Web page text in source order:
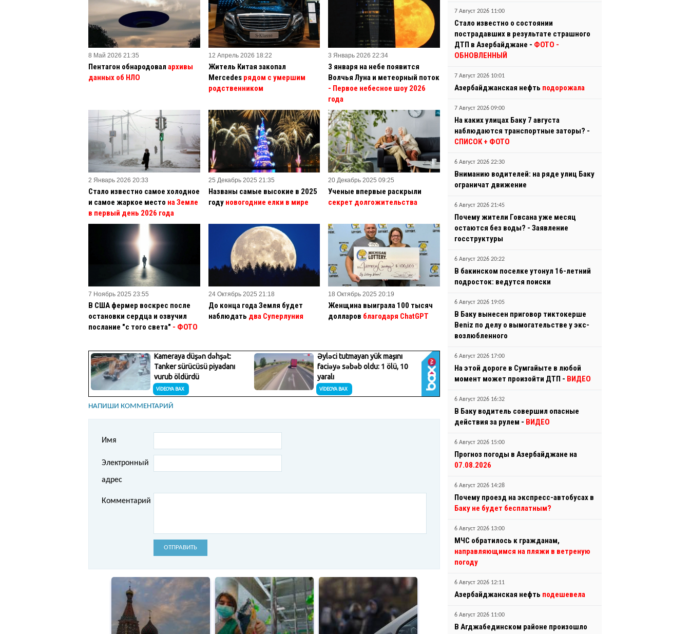
8 Май 2026 21:35
Пентагон обнародовал архивы
данных об НЛО
12 Апрель 2026 18:22
Житель Китая закопал
Mercedesрядом с умершим
родственником
3 Январь 2026 22:34
3 января на небе появится
Волчья Луна и метеорный поток
- Первое небесное шоу 2026
года
2 Январь 2026 20:33
Стало известно самое холодное
и самое жаркое место на Земле
в первый день 2026 года
25 Декабрь 2025 21:35
Названы самые высокие в 2025
годуновогодние елки в мире
20 Декабрь 2025 09:25
Ученые впервые раскрыли
секрет долгожительства
7 Ноябрь 2025 23:55
В США фермер воскрес после
остановки сердца и озвучил
послание "с того света" - ФОТО
24 Октябрь 2025 21:18
До конца года Земля будет
наблюдать два Суперлуния
18 Октябрь 2025 20:19
Женщина выиграла 100 тысяч
долларов благодаря ChatGPT
НАПИШИ КОММЕНТАРИЙ
Имя
Электронный
адрес
Комментарий
ОТПРАВИТЬ
7 Август 2026 11:00
Стало известно о состоянии
пострадавших в результате страшного
ДТП в Азербайджане - ФОТО -
ОБНОВЛЕННЫЙ
7 Август 2026 10:01
Азербайджанская нефть подорожала
7 Август 2026 09:00
На каких улицах Баку 7 августа
наблюдаются транспортные заторы? -
СПИСОК + ФОТО
6 Август 2026 22:30
Вниманию водителей: на ряде улиц Баку
ограничат движение
6 Август 2026 21:45
Почему жители Говсана уже месяц
остаются без воды? - Заявление
госструктуры
6 Август 2026 20:22
В бакинском поселке утонул 16-летний
подросток: ведутся поиски
6 Август 2026 19:05
В Баку вынесен приговор тиктокерше
Beniz по делу о вымогательстве у экс-
возлюбленного
6 Август 2026 17:00
На этой дороге в Сумгайыте в любой
момент может произойти ДТП - ВИДЕО
6 Август 2026 16:32
В Баку водитель совершил опасные
действия за рулем - ВИДЕО
6 Август 2026 15:00
Прогноз погоды в Азербайджане на
07.08.2026
6 Август 2026 14:28
Почему проезд на экспресс-автобусах в
Баку не будет бесплатным?
6 Август 2026 13:00
МЧС обратилось к гражданам,
направляющимся на пляжи в ветреную
погоду
6 Август 2026 12:11
Азербайджанская нефть подешевела
6 Август 2026 11:00
В Агджабединском районе произошло